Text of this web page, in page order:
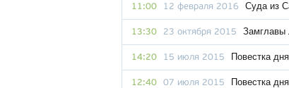
11:00 12 февраля 2016 Суда из
13:30 23 октября 2015 Замглавы
14:20 15 июля 2015 Повестка
12:40 07 июля 2015 Повестка